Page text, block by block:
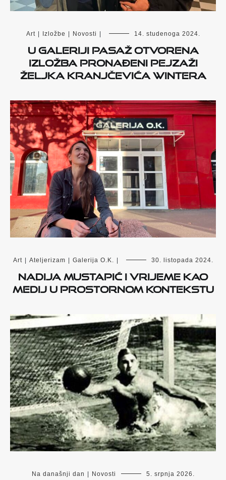
Art | Izložbe | Novosti | 14. studenoga 2024.
U Galeriji Pasaž otvorena
izložba Pronađeni pejzaži
Željka Kranjčevića Wintera
Art | Ateljerizam | Galerija O.K. | 30. listopada 2024.
Nadija Mustapić i vrijeme kao
medij u prostornom kontekstu
Na današnji dan | Novosti 5. srpnja 2026.